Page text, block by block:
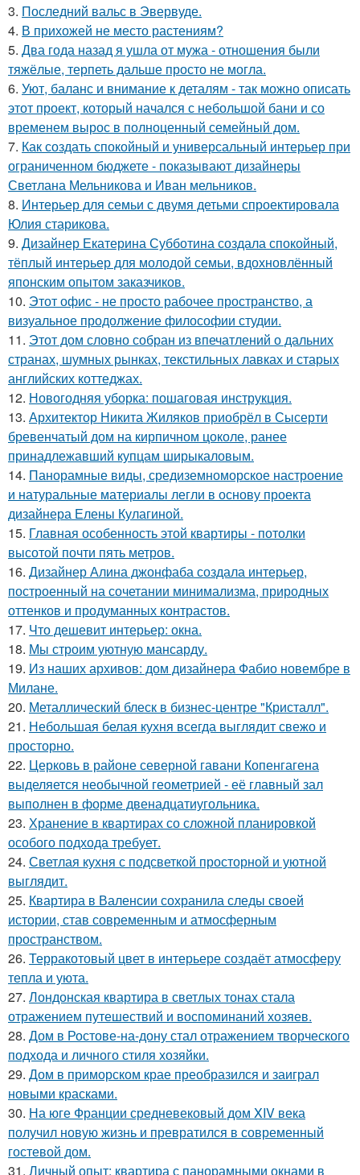
3. Последний вальс в Эвервуде.
4. В прихожей не место растениям?
5. Два года назад я ушла от мужа - отношения были
тяжёлые, терпеть дальше просто не могла.
6. Уют, баланс и внимание к деталям - так можно описать
этот проект, который начался с небольшой бани и со
временем вырос в полноценный семейный дом.
7. Как создать спокойный и универсальный интерьер при
ограниченном бюджете - показывают дизайнеры
Светлана Мельникова и Иван мельников.
8. Интерьер для семьи с двумя детьми спроектировала
Юлия старикова.
9. Дизайнер Екатерина Субботина создала спокойный,
тёплый интерьер для молодой семьи, вдохновлённый
японским опытом заказчиков.
10. Этот офис - не просто рабочее пространство, а
визуальное продолжение философии студии.
11. Этот дом словно собран из впечатлений о дальних
странах, шумных рынках, текстильных лавках и старых
английских коттеджах.
12. Новогодняя уборка: пошаговая инструкция.
13. Архитектор Никита Жиляков приобрёл в Сысерти
бревенчатый дом на кирпичном цоколе, ранее
принадлежавший купцам ширыкаловым.
14. Панорамные виды, средиземноморское настроение
и натуральные материалы легли в основу проекта
дизайнера Елены Кулагиной.
15. Главная особенность этой квартиры - потолки
высотой почти пять метров.
16. Дизайнер Алина джонфаба создала интерьер,
построенный на сочетании минимализма, природных
оттенков и продуманных контрастов.
17. Что дешевит интерьер: окна.
18. Мы строим уютную мансарду.
19. Из наших архивов: дом дизайнера Фабио новембре в
Милане.
20. Металлический блеск в бизнес-центре "Кристалл".
21. Небольшая белая кухня всегда выглядит свежо и
просторно.
22. Церковь в районе северной гавани Копенгагена
выделяется необычной геометрией - её главный зал
выполнен в форме двенадцатиугольника.
23. Хранение в квартирах со сложной планировкой
особого подхода требует.
24. Светлая кухня с подсветкой просторной и уютной
выглядит.
25. Квартира в Валенсии сохранила следы своей
истории, став современным и атмосферным
пространством.
26. Терракотовый цвет в интерьере создаёт атмосферу
тепла и уюта.
27. Лондонская квартира в светлых тонах стала
отражением путешествий и воспоминаний хозяев.
28. Дом в Ростове-на-дону стал отражением творческого
подхода и личного стиля хозяйки.
29. Дом в приморском крае преобразился и заиграл
новыми красками.
30. На юге Франции средневековый дом XIV века
получил новую жизнь и превратился в современный
гостевой дом.
31. Личный опыт: квартира с панорамными окнами в